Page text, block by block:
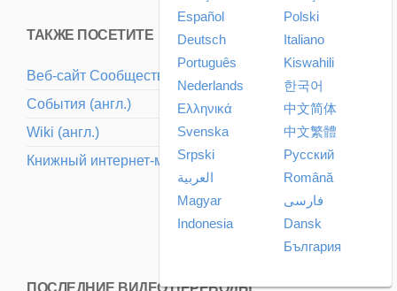
ТАКЖЕ ПОСЕТИТЕ
Веб-сайт Cообщества (aнгл.)
События (aнгл.)
Wiki (aнгл.)
Книжный интернет-магазин (aнгл.)
Español
Deutsch
Português
Nederlands
Ελληνικά
Svenska
Srpski
العربية
Magyar
Indonesia
Polski
Italiano
Kiswahili
한국어
中文简体
中文繁體
Pусский
Română
فارسی
Dansk
България
ПОСЛЕДНИЕ ВИДЕО ПЕРЕВОДЫ